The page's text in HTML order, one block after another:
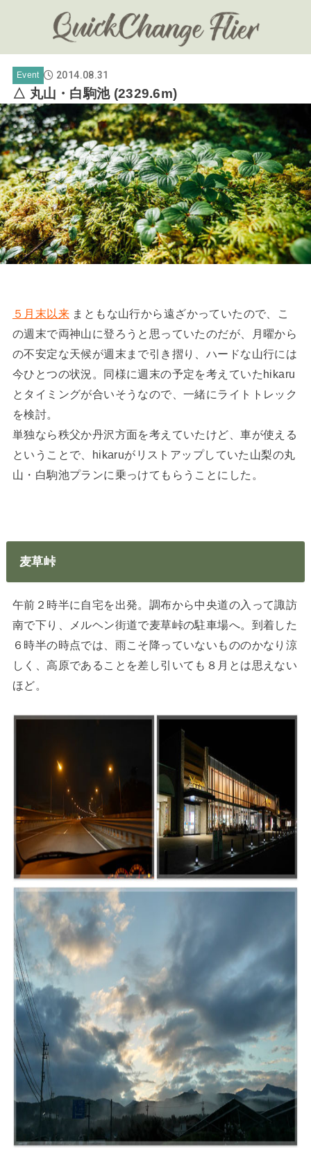
Event 2014.08.31
△ 丸山・白駒池 (2329.6m)
５月末以来まともな山行から遠ざかっていたので、こ
の週末で両神山に登ろうと思っていたのだが、月曜から
の不安定な天候が週末まで引き摺り、ハードな山行には
今ひとつの状況。同様に週末の予定を考えていたhikaru
とタイミングが合いそうなので、一緒にライトトレック
を検討。
単独なら秩父か丹沢方面を考えていたけど、車が使える
ということで、hikaruがリストアップしていた山梨の丸
山・白駒池プランに乗っけてもらうことにした。
麦草峠
午前２時半に自宅を出発。調布から中央道の入って諏訪
南で下り、メルヘン街道で麦草峠の駐車場へ。到着した
６時半の時点では、雨こそ降っていないもののかなり涼
しく、高原であることを差し引いても８月とは思えない
ほど。